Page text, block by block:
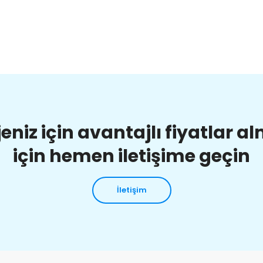
için avantajlı fiyatlar
için hemen iletişime geçin
İletişim